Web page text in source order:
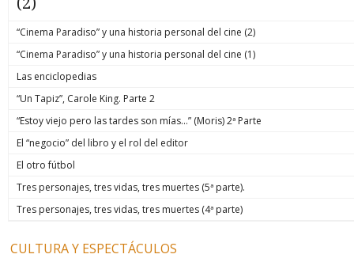
“Cinema Paradiso” y una historia personal del cine (2)
“Cinema Paradiso” y una historia personal del cine (1)
Las enciclopedias
“Un Tapiz”, Carole King. Parte 2
“Estoy viejo pero las tardes son mías…” (Moris) 2ª Parte
El “negocio” del libro y el rol del editor
El otro fútbol
Tres personajes, tres vidas, tres muertes (5ª parte).
Tres personajes, tres vidas, tres muertes (4ª parte)
CULTURA Y ESPECTÁCULOS